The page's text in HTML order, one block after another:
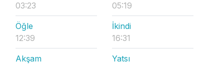
03:23
05:19
Öğle
12:39
İkindi
16:31
Akşam
Yatsı